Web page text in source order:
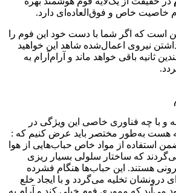
خاصیت خاص و فوق‌العاده‌ای دارد.
است که اگر شما با دست خود این فوم را
نیروی اعمال‌شده شاهد این خواهید
ثانیه باقی خواهد ماند و آرام‌آرام به
و با چه فناوری خاصی این ویژگی در
هست به‌طور مختصر باید عرض کنیم که :
استفاده از مواد خاص حباب‌هایی از هوا
که ساختار سلولی بسیار ریزی
هستند. این حباب‌ها هنگام فشرده
تخلیه می‌گردد و با ایجاد خلع
می‌آید که مموری فوم خیلی کند و آرام به